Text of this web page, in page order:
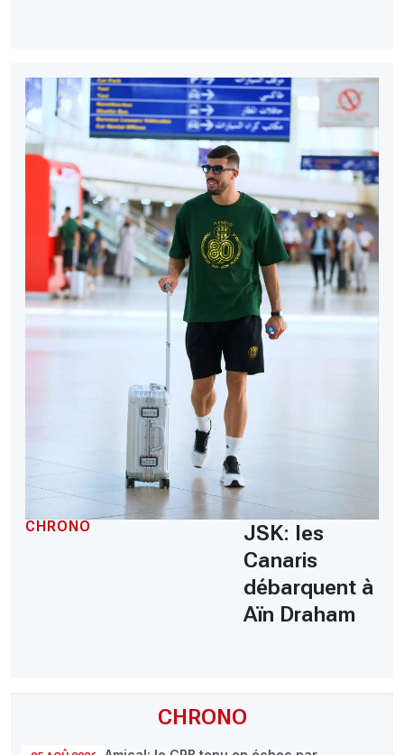
CHRONO
CHRONO
JSK: les
Canaris
débarquent à
Aïn Draham